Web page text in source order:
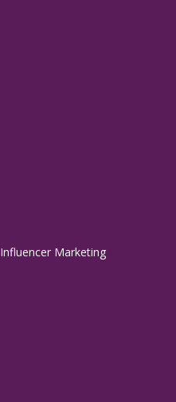
Marketing